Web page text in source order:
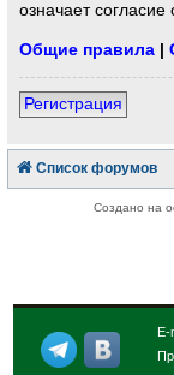
означает
Общие правила |
Регистрация
Список форумов
Создано на
E-